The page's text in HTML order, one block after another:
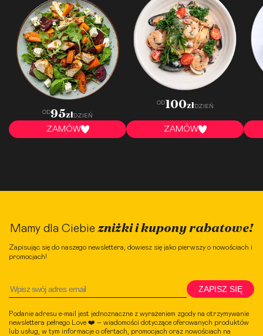
OD95zł DZIEŃ
ZAMÓW
OD100złDZIEŃ
ZAMÓW
Mamy dla Ciebie zniżki i kupony rabatowe!
Zapisując się do naszego newslettera, dowiesz się jako pierwszy o nowościach i
promocjach!
ZAPISZ SIĘ
Podanie adresu e-mail jest jednoznaczne z wyrażeniem zgody na otrzymywanie
newslettera pełnego Love ❤️ – wiadomości dotyczące oferowanych produktów
lub usług, w tym informacje o ofertach, promocjach oraz nowościach na